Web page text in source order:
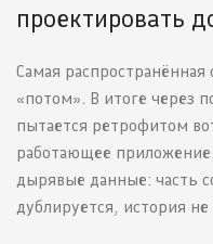
проектировать
Самая
«потом». В итоге через
пытается ретрофитом
работающее
дырявые данные: часть
дублируется, история не